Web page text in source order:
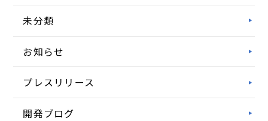
未分類
お知らせ
プレスリリース
開発ブログ